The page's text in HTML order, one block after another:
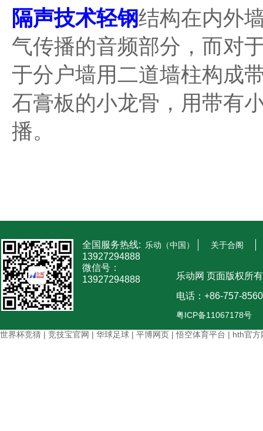
隔声技术轻钢结构在内外
气传播的音频部分，而对
于分户墙用二道墙柱构成
石膏板的小龙骨，用带有
播。
全国服务热线:
13927294888
微信号：
13927294888
乐动（中国） 关于合阁
乐动网 页面版权所有
电话：+86-757-
粤ICP备11067178号
世界杯竞猜 | 竞技宝官网 | 华球足球 | 平博网页 |悟空体育平台 | hth官方